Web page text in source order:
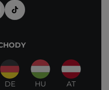
DE HU AT